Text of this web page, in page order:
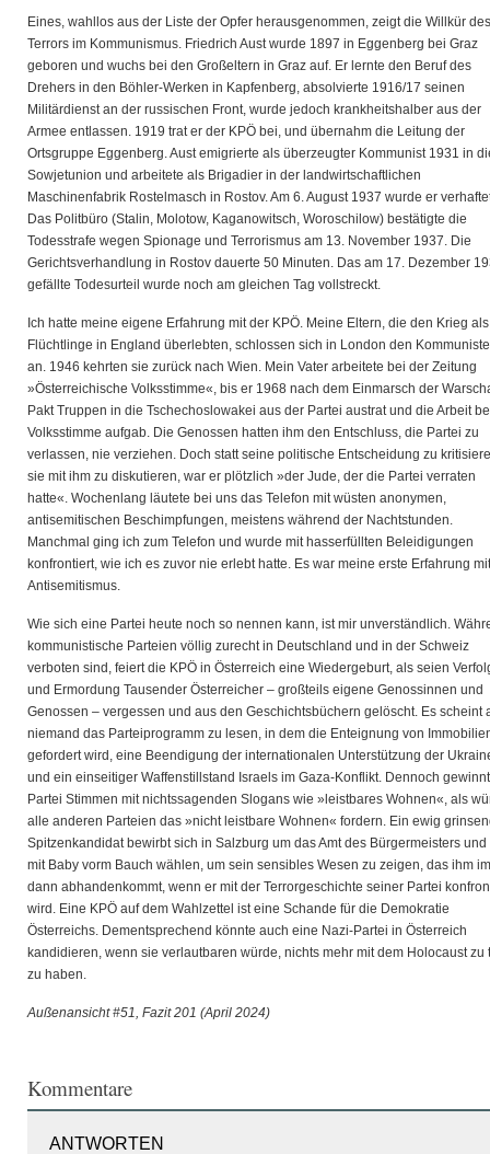
Eines, wahllos aus der Liste der Opfer herausgenommen, zeigt die Willkür des
Terrors im Kommunismus. Friedrich Aust wurde 1897 in Eggenberg bei Graz
geboren und wuchs bei den Großeltern in Graz auf. Er lernte den Beruf des
Drehers in den Böhler-Werken in Kapfenberg, absolvierte 1916/17 seinen
Militärdienst an der russischen Front, wurde jedoch krankheitshalber aus der
Armee entlassen. 1919 trat er der KPÖ bei, und übernahm die Leitung der
Ortsgruppe Eggenberg. Aust emigrierte als überzeugter Kommunist 1931 in
Sowjetunion und arbeitete als Brigadier in der landwirtschaftlichen
Maschinenfabrik Rostelmasch in Rostov. Am 6. August 1937 wurde er
Das Politbüro (Stalin, Molotow, Kaganowitsch, Woroschilow) bestätigte die
Todesstrafe wegen Spionage und Terrorismus am 13. November 1937. Die
Gerichtsverhandlung in Rostov dauerte 50 Minuten. Das am 17. Dezember
gefällte Todesurteil wurde noch am gleichen Tag vollstreckt.
Ich hatte meine eigene Erfahrung mit der KPÖ. Meine Eltern, die den Krieg als
Flüchtlinge in England überlebten, schlossen sich in London den
an. 1946 kehrten sie zurück nach Wien. Mein Vater arbeitete bei der Zeitung
»Österreichische Volksstimme«, bis er 1968 nach dem Einmarsch der
Pakt Truppen in die Tschechoslowakei aus der Partei austrat und die Arbeit
Volksstimme aufgab. Die Genossen hatten ihm den Entschluss, die Partei zu
verlassen, nie verziehen. Doch statt seine politische Entscheidung zu
sie mit ihm zu diskutieren, war er plötzlich »der Jude, der die Partei verraten
hatte«. Wochenlang läutete bei uns das Telefon mit wüsten anonymen,
antisemitischen Beschimpfungen, meistens während der Nachtstunden.
Manchmal ging ich zum Telefon und wurde mit hasserfüllten Beleidigungen
konfrontiert, wie ich es zuvor nie erlebt hatte. Es war meine erste Erfahrung mit
Antisemitismus.
Wie sich eine Partei heute noch so nennen kann, ist mir unverständlich.
kommunistische Parteien völlig zurecht in Deutschland und in der Schweiz
verboten sind, feiert die KPÖ in Österreich eine Wiedergeburt, als seien
und Ermordung Tausender Österreicher – großteils eigene Genossinnen und
Genossen – vergessen und aus den Geschichtsbüchern gelöscht. Es scheint
niemand das Parteiprogramm zu lesen, in dem die Enteignung von
gefordert wird, eine Beendigung der internationalen Unterstützung der
und ein einseitiger Waffenstillstand Israels im Gaza-Konflikt. Dennoch
Partei Stimmen mit nichtssagenden Slogans wie »leistbares Wohnen«, als
alle anderen Parteien das »nicht leistbare Wohnen« fordern. Ein ewig
Spitzenkandidat bewirbt sich in Salzburg um das Amt des Bürgermeisters und
mit Baby vorm Bauch wählen, um sein sensibles Wesen zu zeigen, das ihm
dann abhandenkommt, wenn er mit der Terrorgeschichte seiner Partei
wird. Eine KPÖ auf dem Wahlzettel ist eine Schande für die Demokratie
Österreichs. Dementsprechend könnte auch eine Nazi-Partei in Österreich
kandidieren, wenn sie verlautbaren würde, nichts mehr mit dem Holocaust zu
zu haben.
Außenansicht #51, Fazit 201 (April 2024)
Kommentare
ANTWORTEN